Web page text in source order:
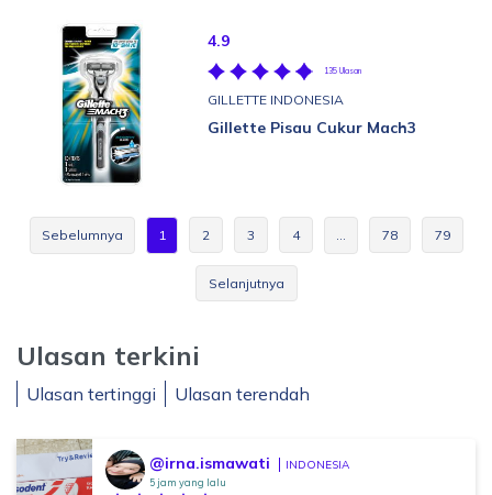
4.9
135 Ulasan
GILLETTE INDONESIA
Gillette Pisau Cukur Mach3
Sebelumnya 1 2 3 4 … 78 79
Selanjutnya
Ulasan terkini
Ulasan tertinggi Ulasan terendah
@irna.ismawati INDONESIA
5 jam yang lalu